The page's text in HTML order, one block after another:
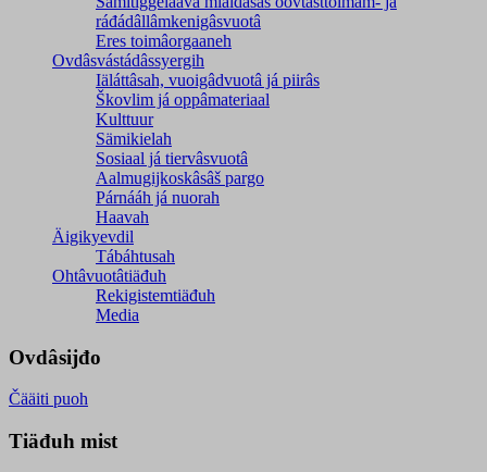
ráđádâllâmkenigâsvuotâ
Eres toimâorgaaneh
Ovdâsvástádâssyergih
Iäláttâsah, vuoigâdvuotâ já piirâs
Škovlim já oppâmateriaal
Kulttuur
Sämikielah
Sosiaal já tiervâsvuotâ
Aalmugijkoskâsâš pargo
Párnááh já nuorah
Haavah
Äigikyevdil
Tábáhtusah
Ohtâvuotâtiäđuh
Rekigistemtiäđuh
Media
Ovdâsijđo
Čääiti puoh
Tiäđuh mist